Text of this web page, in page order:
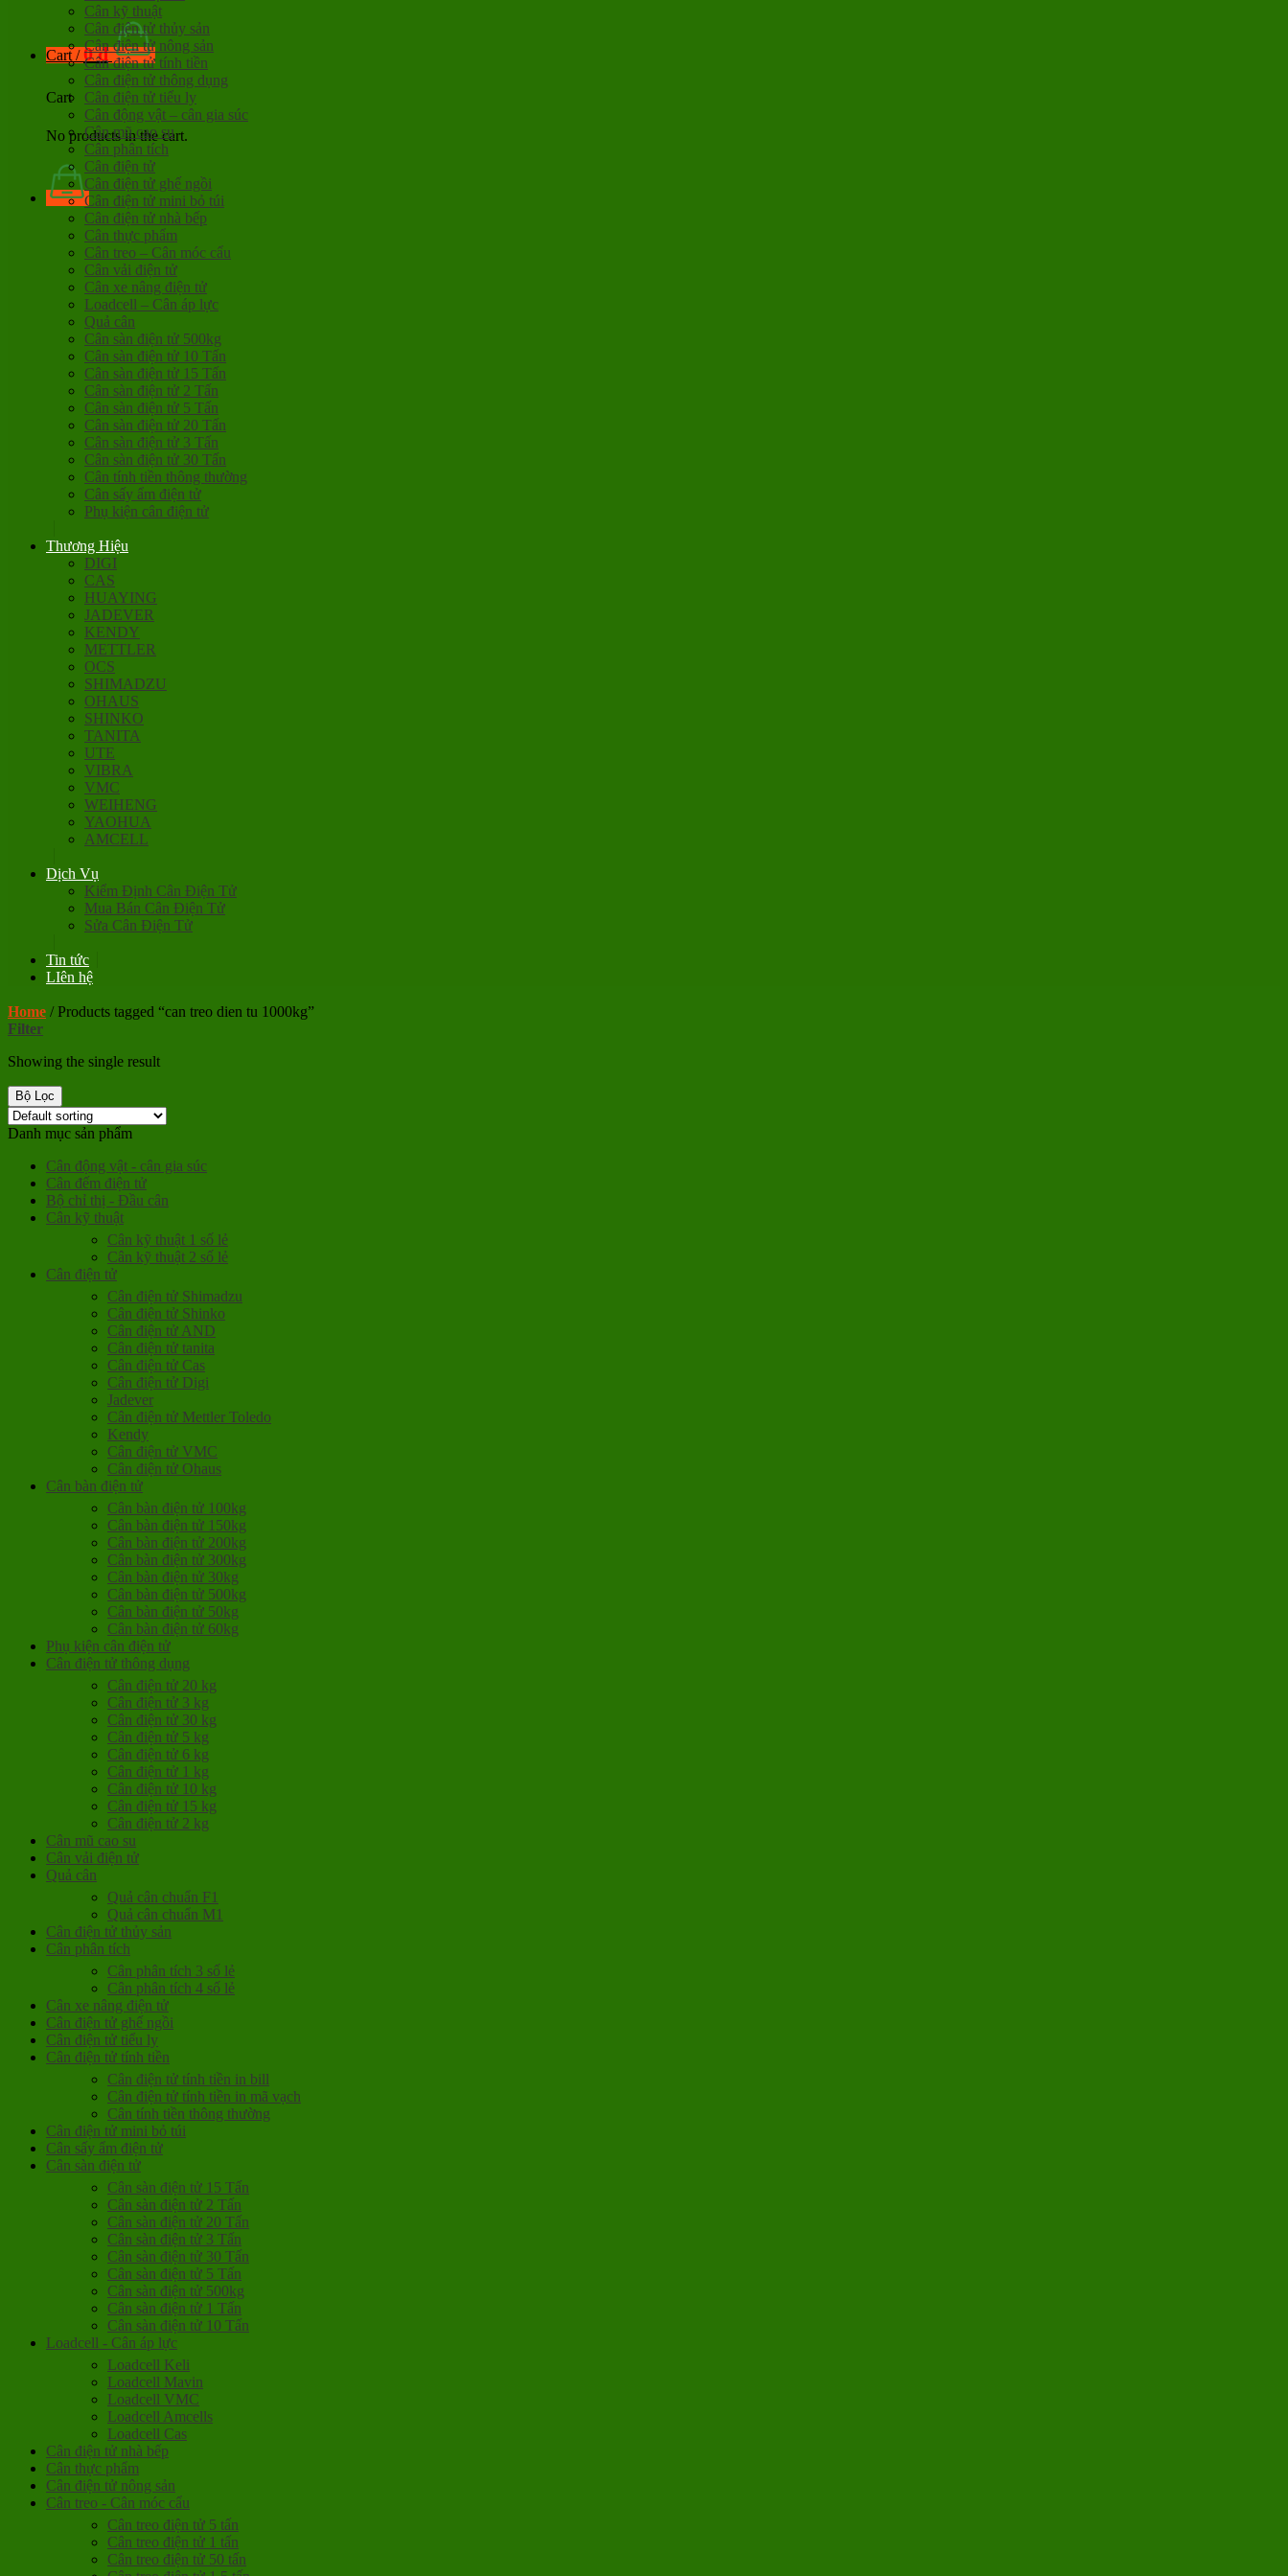
Cart /0đ
Cart
No products in the cart.
Cân kỹ thuật
Cân điện tử thủy sản
Cân điện tử nông sản
Cân điện tử tính tiền
Cân điện tử thông dụng
Cân điện tử tiểu ly
Cân động vật – cân gia súc
Cân mũ cao su
Cân phân tích
Cân điện tử
Cân điện tử ghế ngồi
Cân điện tử mini bỏ túi
Cân điện tử nhà bếp
Cân thực phẩm
Cân treo – Cân móc cẩu
Cân vải điện tử
Cân xe nâng điện tử
Loadcell – Cân áp lực
Quả cân
Cân sàn điện tử 500kg
Cân sàn điện tử 10 Tấn
Cân sàn điện tử 15 Tấn
Cân sàn điện tử 2 Tấn
Cân sàn điện tử 5 Tấn
Cân sàn điện tử 20 Tấn
Cân sàn điện tử 3 Tấn
Cân sàn điện tử 30 Tấn
Cân tính tiền thông thường
Cân sấy ẩm điện tử
Phụ kiện cân điện tử
Thương Hiệu
DIGI
CAS
HUAYING
JADEVER
KENDY
METTLER
OCS
SHIMADZU
OHAUS
SHINKO
TANITA
UTE
VIBRA
VMC
WEIHENG
YAOHUA
AMCELL
Dịch Vụ
Kiểm Định Cân Điện Tử
Mua Bán Cân Điện Tử
Sửa Cân Điện Tử
Tin tức
LIên hệ
Home /Products tagged “can treo dien tu 1000kg”
Filter
Showing the single result
Bộ Lọc
Danh mục sản phẩm
Cân động vật - cân gia súc
Cân đếm điện tử
Bộ chỉ thị - Đầu cân
Cân kỹ thuật
Cân kỹ thuật 1 số lẻ
Cân kỹ thuật 2 số lẻ
Cân điện tử
Cân điện tử Shimadzu
Cân điện tử Shinko
Cân điện tử AND
Cân điện tử tanita
Cân điện tử Cas
Cân điện tử Digi
Jadever
Cân điện tử Mettler Toledo
Kendy
Cân điện tử VMC
Cân điện tử Ohaus
Cân bàn điện tử
Cân bàn điện tử 100kg
Cân bàn điện tử 150kg
Cân bàn điện tử 200kg
Cân bàn điện tử 300kg
Cân bàn điện tử 30kg
Cân bàn điện tử 500kg
Cân bàn điện tử 50kg
Cân bàn điện tử 60kg
Phụ kiện cân điện tử
Cân điện tử thông dụng
Cân điện tử 20 kg
Cân điện tử 3 kg
Cân điện tử 30 kg
Cân điện tử 5 kg
Cân điện tử 6 kg
Cân điện tử 1 kg
Cân điện tử 10 kg
Cân điện tử 15 kg
Cân điện tử 2 kg
Cân mũ cao su
Cân vải điện tử
Quả cân
Quả cân chuẩn F1
Quả cân chuẩn M1
Cân điện tử thủy sản
Cân phân tích
Cân phân tích 3 số lẻ
Cân phân tích 4 số lẻ
Cân xe nâng điện tử
Cân điện tử ghế ngồi
Cân điện tử tiểu ly
Cân điện tử tính tiền
Cân điện tử tính tiền in bill
Cân điện tử tính tiền in mã vạch
Cân tính tiền thông thường
Cân điện tử mini bỏ túi
Cân sấy ẩm điện tử
Cân sàn điện tử
Cân sàn điện tử 15 Tấn
Cân sàn điện tử 2 Tấn
Cân sàn điện tử 20 Tấn
Cân sàn điện tử 3 Tấn
Cân sàn điện tử 30 Tấn
Cân sàn điện tử 5 Tấn
Cân sàn điện tử 500kg
Cân sàn điện tử 1 Tấn
Cân sàn điện tử 10 Tấn
Loadcell - Cân áp lực
Loadcell Keli
Loadcell Mavin
Loadcell VMC
Loadcell Amcells
Loadcell Cas
Cân điện tử nhà bếp
Cân thực phẩm
Cân điện tử nông sản
Cân treo - Cân móc cẩu
Cân treo điện tử 5 tấn
Cân treo điện tử 1 tấn
Cân treo điện tử 50 tấn